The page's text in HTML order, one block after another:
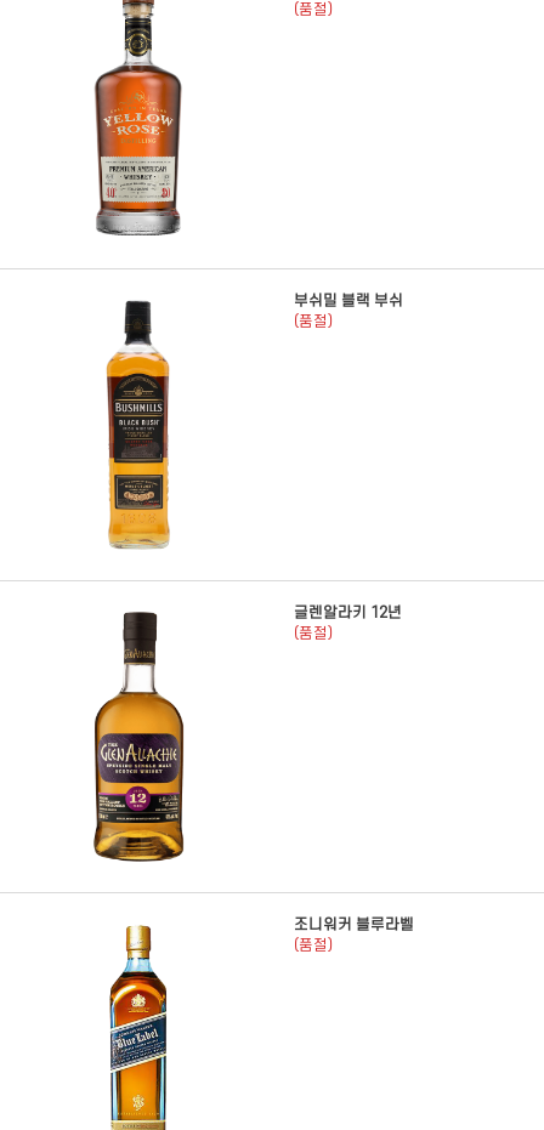
(품절)
부쉬밀 블랙 부쉬
(품절)
글렌알라키 12년
(품절)
조니워커 블루라벨
(품절)